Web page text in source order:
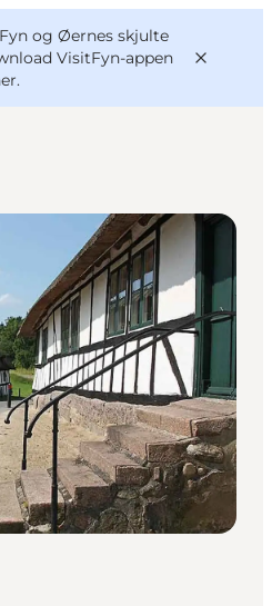
og Øernes skjulte
VisitFyn-appen